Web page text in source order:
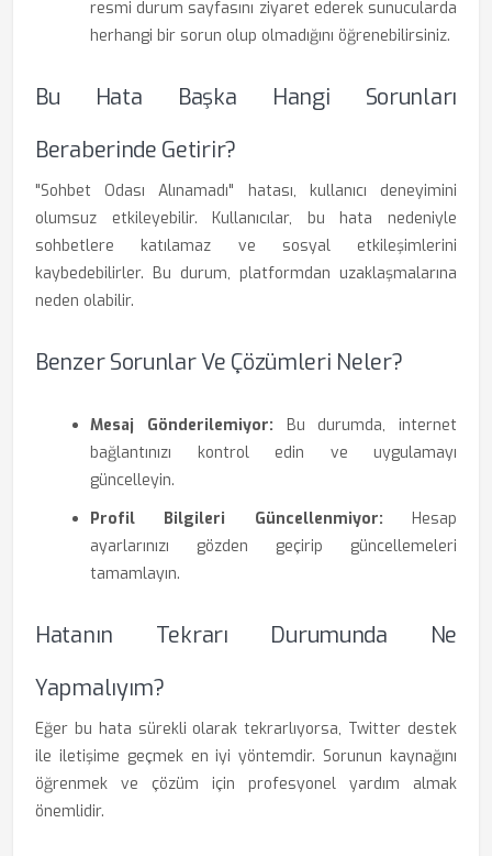
resmi durum sayfasını ziyaret ederek sunucularda
herhangi bir sorun olup olmadığını öğrenebilirsiniz.
Bu Hata Başka Hangi Sorunları
Beraberinde Getirir?
"Sohbet Odası Alınamadı" hatası, kullanıcı deneyimini
olumsuz etkileyebilir. Kullanıcılar, bu hata nedeniyle
sohbetlere katılamaz ve sosyal etkileşimlerini
kaybedebilirler. Bu durum, platformdan uzaklaşmalarına
neden olabilir.
Benzer Sorunlar Ve Çözümleri Neler?
Mesaj Gönderilemiyor: Bu durumda, internet
bağlantınızı kontrol edin ve uygulamayı
güncelleyin.
Profil Bilgileri Güncellenmiyor: Hesap
ayarlarınızı gözden geçirip güncellemeleri
tamamlayın.
Hatanın Tekrarı Durumunda Ne
Yapmalıyım?
Eğer bu hata sürekli olarak tekrarlıyorsa, Twitter destek
ile iletişime geçmek en iyi yöntemdir. Sorunun kaynağını
öğrenmek ve çözüm için profesyonel yardım almak
önemlidir.